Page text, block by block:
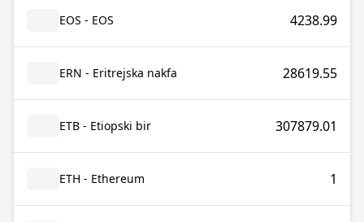
EOS - EOS 4238.99
ERN - Eritrejska nakfa 28619.55
ETB - Etiopski bir 307879.01
ETH - Ethereum 1